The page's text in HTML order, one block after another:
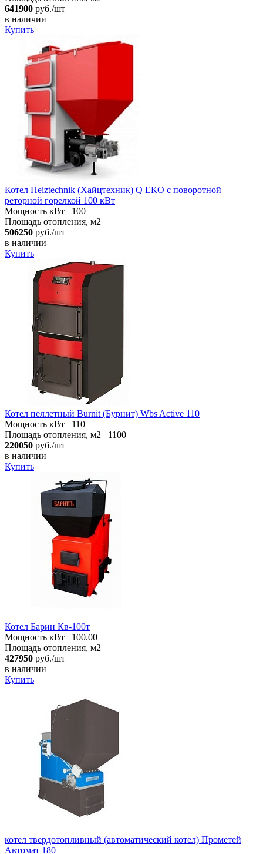
641900 руб./шт
в наличии
Купить
Котел Heiztechnik (Хайцтехник) Q ЕКO с поворотной
реторной горелкой 100 кВт
Мощность кВт
100
Площадь отопления, м2
506250 руб./шт
в наличии
Купить
Котел пеллетный Burnit (Бурнит) Wbs Active 110
Мощность кВт
110
Площадь отопления, м2
1100
220050 руб./шт
в наличии
Купить
Котел Барин Кв-100т
Мощность кВт
100.00
Площадь отопления, м2
427950 руб./шт
в наличии
Купить
котел твердотопливный (автоматический котел) Прометей
Автомат 180